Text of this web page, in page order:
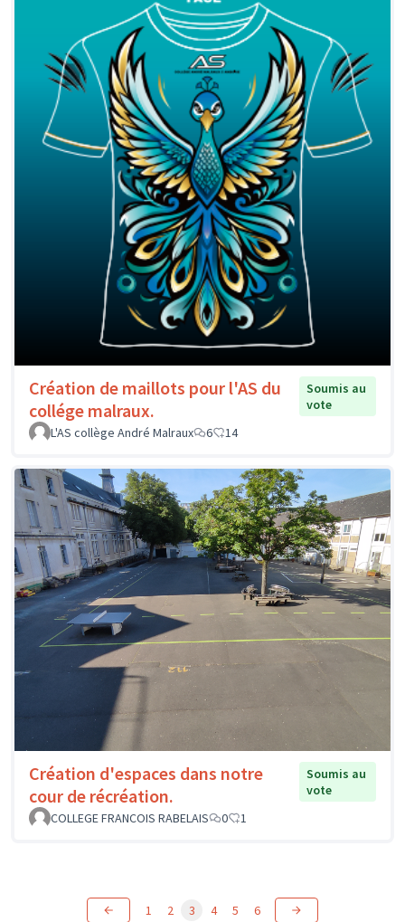
Création de maillots pour l'AS du
collége malraux.
Soumis au
vote
L'AS collège André Malraux
6 14
Création d'espaces dans notre
cour de récréation.
Soumis au
vote
COLLEGE FRANCOIS RABELAIS
0 1
1 2 3 4 5 6